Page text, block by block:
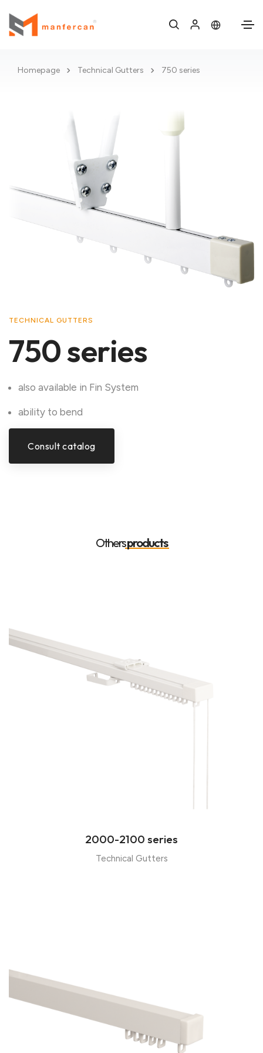
Homepage Technical Gutters 750 series
TECHNICAL GUTTERS
750 series
also available in Fin System
ability to bend
Consult catalog
Othersproducts
2000-2100 series
Technical Gutters